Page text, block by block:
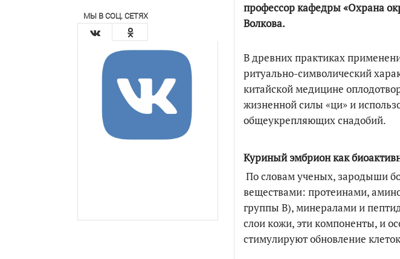
МЫ В СОЦ. СЕТЯХ
профессор кафедры «Охрана
Волкова.
В древних практиках
ритуально-символический
китайской медицине
жизненной силы «ци» и
общеукрепляющих снадобий.
Куриный эмбрион как
По словам ученых, зародыши
веществами: протеинами,
группы B), минералами и
слои кожи, эти компоненты, и
стимулируют обновление